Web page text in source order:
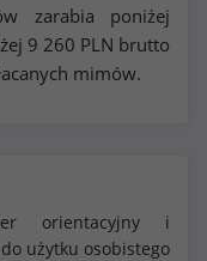
zarabia poniżej
9 260 PLN brutto
mimów.
orientacyjny i
użytku osobistego